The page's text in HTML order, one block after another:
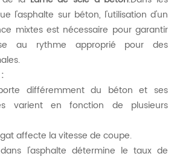
l'asphalte sur béton, l'utilisation d'un
mixtes est nécessaire pour garantir
au rythme approprié pour des
différemment du béton et ses
varient en fonction de plusieurs
affecte la vitesse de coupe.
l'asphalte détermine le taux de